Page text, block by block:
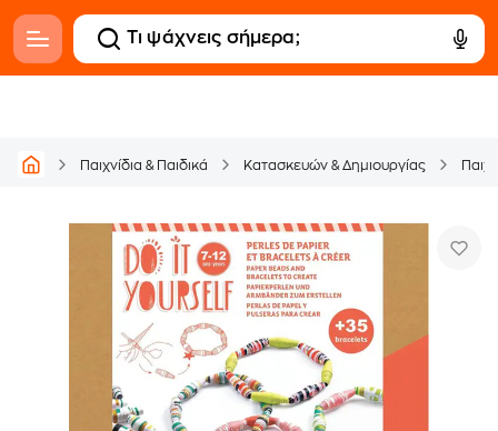
Παιχνίδια & Παιδικά Κατασκευών & Δημιουργίας